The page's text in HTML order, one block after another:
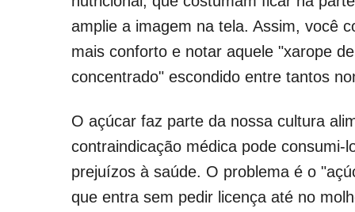
amplie a imagem na tela. Assim, você
mais conforto e notar aquele "xarope
concentrado" escondido entre tantos
O açúcar faz parte da nossa cultura
contraindicação médica pode consumi-
prejuízos à saúde. O problema é o
que entra sem pedir licença até no